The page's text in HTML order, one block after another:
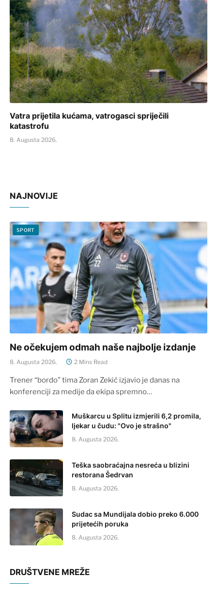
Vatra prijetila kućama, vatrogasci spriječili
katastrofu
8. Augusta 2026.
NAJNOVIJE
SPORT
Ne očekujem odmah naše najbolje izdanje
8. Augusta 2026. 2 Mins Read
Trener “bordo” tima Zoran Zekić izjavio je danas na
konferenciji za medije da ekipa spremno…
Muškarcu u Splitu izmjerili 6,2 promila,
ljekar u čudu: "Ovo je strašno"
8. Augusta 2026.
Teška saobraćajna nesreća u blizini
restorana Šedrvan
8. Augusta 2026.
Sudac sa Mundijala dobio preko 6.000
prijetećih poruka
8. Augusta 2026.
DRUŠTVENE MREŽE